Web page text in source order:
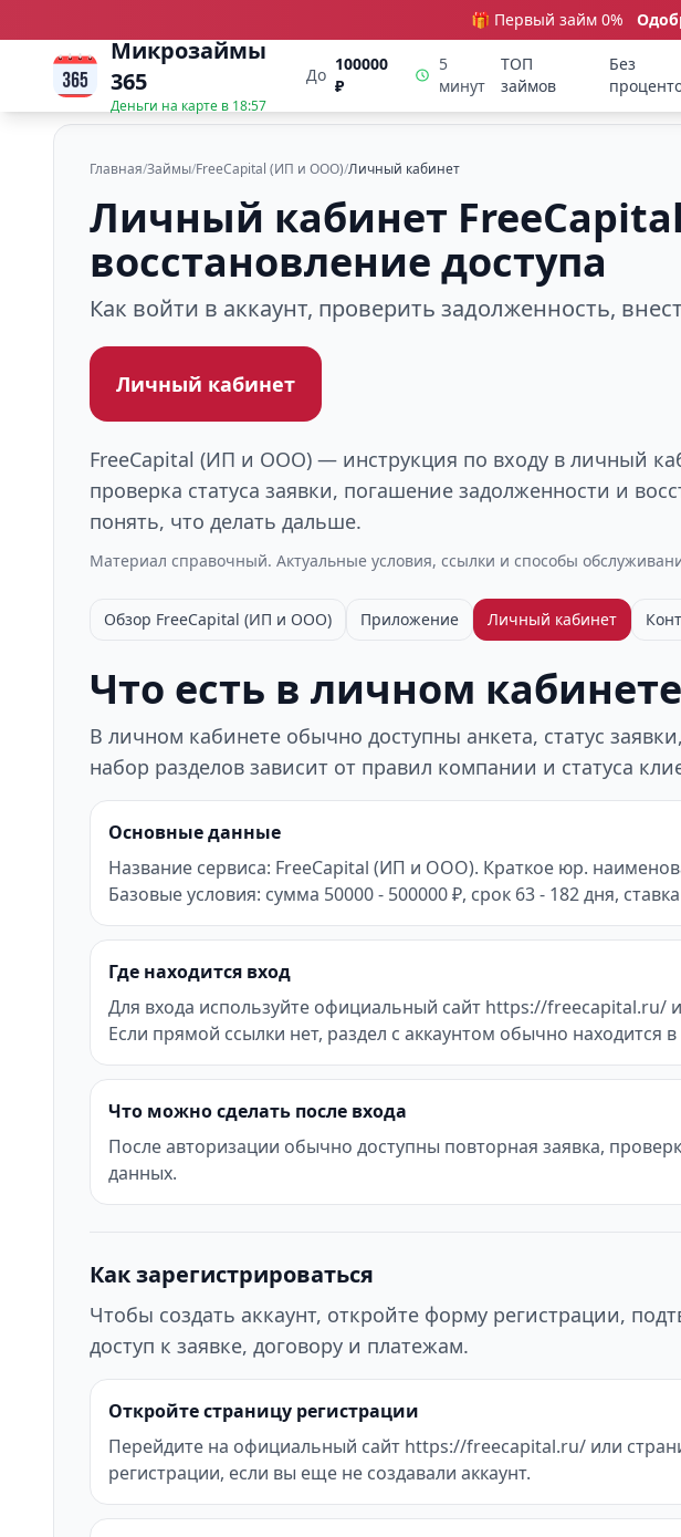
🎁 Первый займ 0%
Микрозаймы
365
Деньги на карте в 18:57
До
100000
₽
5
минут
ТОП
займов
Без
Главная/Займы/FreeCapital (ИП и ООО)/Личный кабинет
Личный кабинет
восстановление доступа
Как войти в аккаунт, проверить задолженность,
Личный кабинет
FreeCapital (ИП и ООО) — инструкция по входу в личный
проверка статуса заявки, погашение задолженности и
понять, что делать дальше.
Материал справочный. Актуальные условия, ссылки и способы
Обзор FreeCapital (ИП и ООО) Приложение Личный кабинет
Что есть в личном кабинете
В личном кабинете обычно доступны анкета, статус
набор разделов зависит от правил компании и статуса
Основные данные
Название сервиса: FreeCapital (ИП и ООО). Краткое юр.
Базовые условия: сумма 50000 - 500000 ₽, срок 63 - 182 дня,
Где находится вход
Для входа используйте официальный сайт https://
Если прямой ссылки нет, раздел с аккаунтом обычно
Что можно сделать после входа
После авторизации обычно доступны повторная заявка,
данных.
Как зарегистрироваться
Чтобы создать аккаунт, откройте форму регистрации,
доступ к заявке, договору и платежам.
Откройте страницу регистрации
Перейдите на официальный сайт https://freecapital.ru/ или
регистрации, если вы еще не создавали аккаунт.